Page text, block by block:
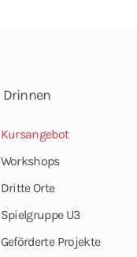
Drinnen
Kursangebot
Workshops
Dritte Orte
Spielgruppe U3
Geförderte Projekte